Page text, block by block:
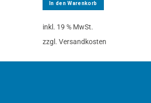
In den Warenkorb
inkl. 19 % MwSt.
zzgl. Versandkosten